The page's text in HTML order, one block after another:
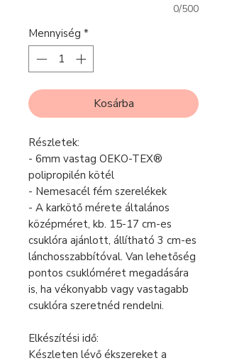
0/500
Mennyiség *
Kosárba
Részletek:
- 6mm vastag OEKO-TEX®
polipropilén kötél
- Nemesacél fém szerelékek
- A karkötő mérete általános
középméret, kb. 15-17 cm-es
csuklóra ajánlott, állítható 3 cm-es
lánchosszabbítóval. Van lehetőség
pontos csuklóméret megadására
is, ha vékonyabb vagy vastagabb
csuklóra szeretnéd rendelni.
Elkészítési idő:
Készleten lévő ékszereket a